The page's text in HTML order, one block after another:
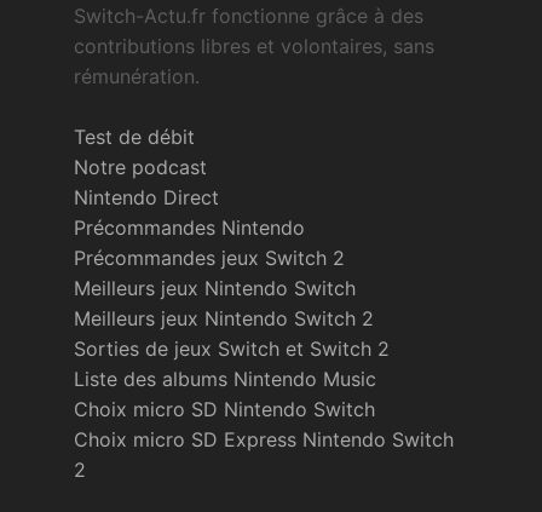
Switch-Actu.fr fonctionne grâce à des
contributions libres et volontaires, sans
rémunération.
Test de débit
Notre podcast
Nintendo Direct
Précommandes Nintendo
Précommandes jeux Switch 2
Meilleurs jeux Nintendo Switch
Meilleurs jeux Nintendo Switch 2
Sorties de jeux Switch et Switch 2
Liste des albums Nintendo Music
Choix micro SD Nintendo Switch
Choix micro SD Express Nintendo Switch
2